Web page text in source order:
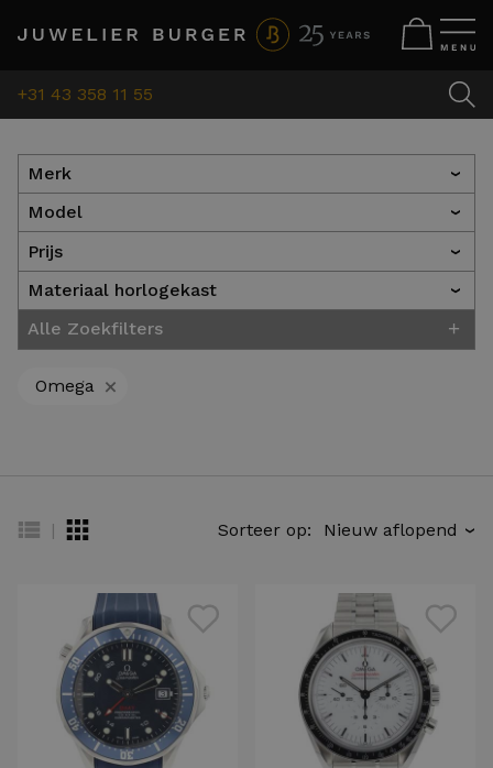
+31 43 358 11 55
Merk ›
Model ›
Prijs ›
Materiaal horlogekast ›
Alle Zoekfilters +
Omega +
| Sorteer op: ›